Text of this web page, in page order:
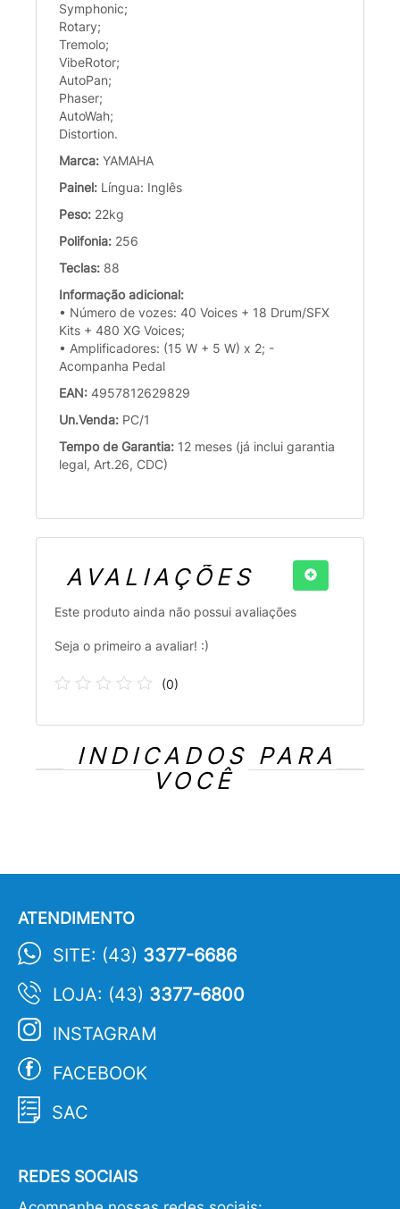
Symphonic;
Rotary;
Tremolo;
VibeRotor;
AutoPan;
Phaser;
AutoWah;
Distortion.
Marca: YAMAHA
Painel: Língua: Inglês
Peso: 22kg
Polifonia: 256
Teclas: 88
Informação adicional:
• Número de vozes: 40 Voices + 18 Drum/SFX
Kits + 480 XG Voices;
• Amplificadores: (15 W + 5 W) x 2; -
Acompanha Pedal
EAN: 4957812629829
Un.Venda: PC/1
Tempo de Garantia: 12 meses (já inclui garantia
legal, Art.26, CDC)
AVALIAÇÕES
Este produto ainda não possui avaliações
Seja o primeiro a avaliar! :)
(0)
INDICADOS PARA
VOCÊ
ATENDIMENTO
SITE: (43) 3377-6686
LOJA: (43) 3377-6800
INSTAGRAM
FACEBOOK
SAC
REDES SOCIAIS